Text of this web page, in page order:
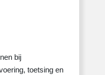
bij
toetsing en